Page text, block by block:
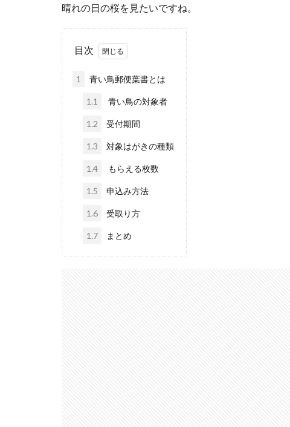
晴れの日の桜を見たいですね。
目次
1 青い鳥郵便葉書とは
1.1 青い鳥の対象者
1.2 受付期間
1.3 対象はがきの種類
1.4 もらえる枚数
1.5 申込み方法
1.6 受取り方
1.7 まとめ